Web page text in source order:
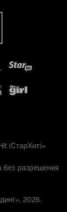
(СтарХит)»
без разрешения
2026.